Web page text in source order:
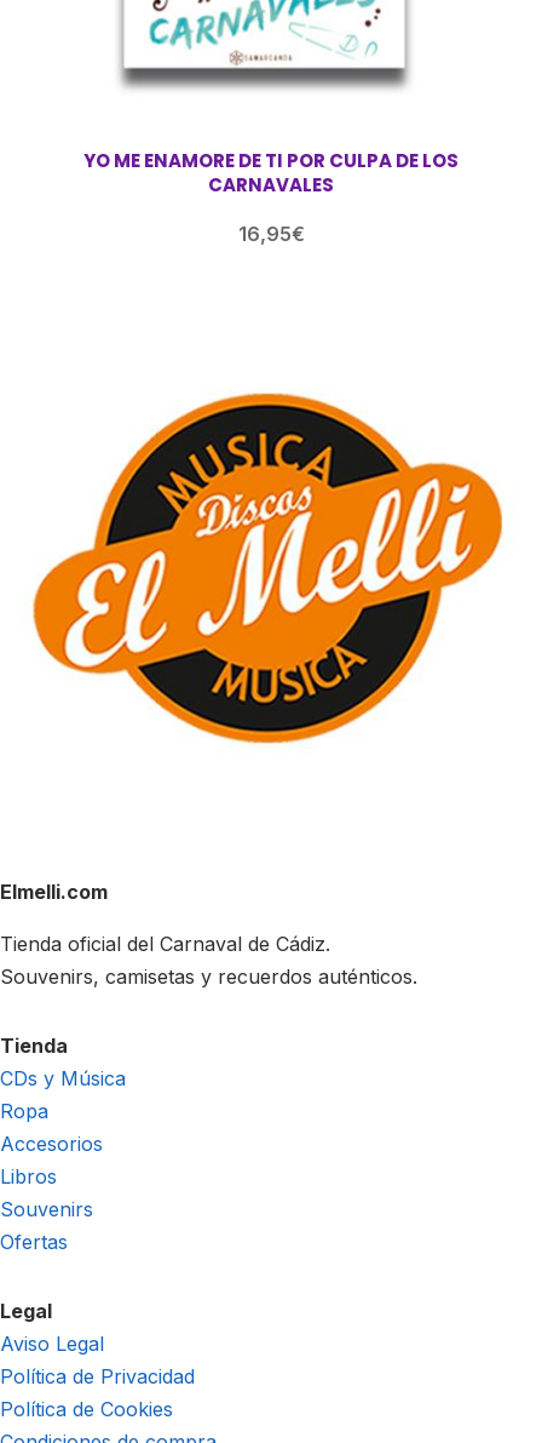
YO ME ENAMORE DE TI POR CULPA DE LOS
CARNAVALES
16,95€
Elmelli.com
Tienda oficial del Carnaval de Cádiz.
Souvenirs, camisetas y recuerdos auténticos.
Tienda
CDs y Música
Ropa
Accesorios
Libros
Souvenirs
Ofertas
Legal
Aviso Legal
Política de Privacidad
Política de Cookies